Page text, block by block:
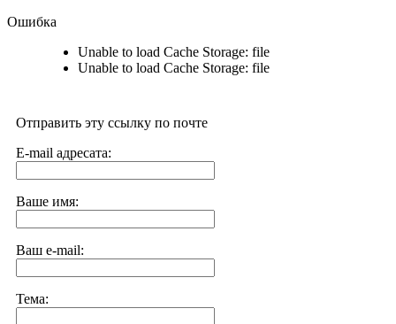
Ошибка
Unable to load Cache Storage: file
Unable to load Cache Storage: file
Отправить эту ссылку по почте
E-mail адресата:
Ваше имя:
Ваш e-mail:
Тема: